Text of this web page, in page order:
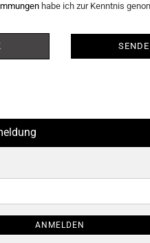
habe ich zur Kenntnis
ANMELDEN